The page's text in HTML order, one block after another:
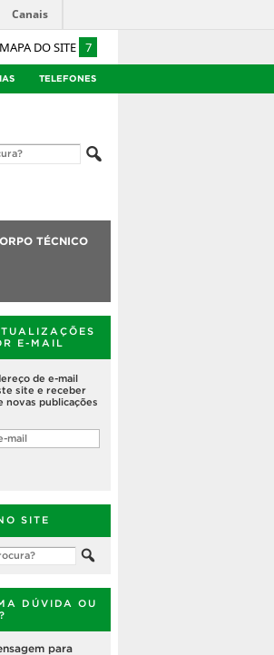
MAPA DO SITE 7
Canais
TELEFONES
TÉCNICO
E-MAIL
de e-mail
site e receber
novas publicações
SITE
DÚVIDA OU
para